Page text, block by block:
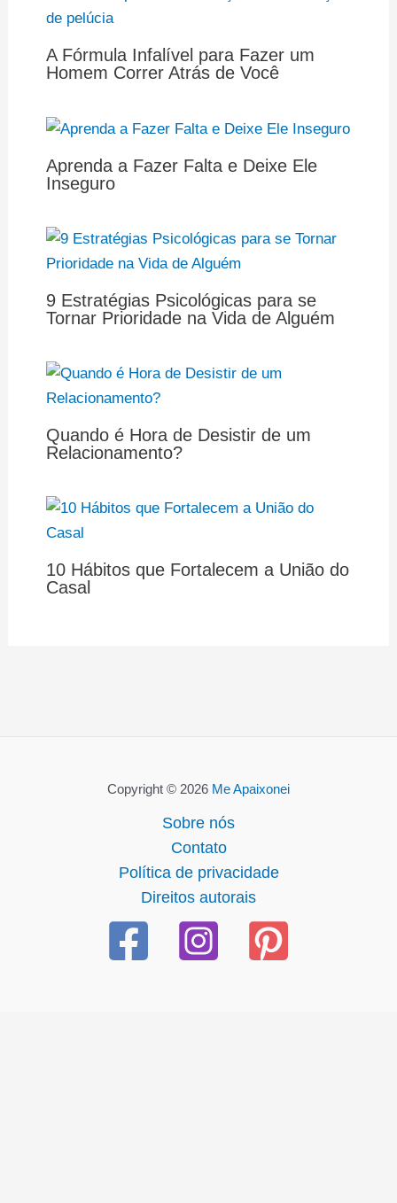
A Fórmula Infalível para Fazer um
Homem Correr Atrás de Você
Aprenda a Fazer Falta e Deixe Ele
Inseguro
9 Estratégias Psicológicas para se
Tornar Prioridade na Vida de Alguém
Quando é Hora de Desistir de um
Relacionamento?
10 Hábitos que Fortalecem a União do
Casal
Copyright © 2026 Me Apaixonei
Sobre nós
Contato
Política de privacidade
Direitos autorais